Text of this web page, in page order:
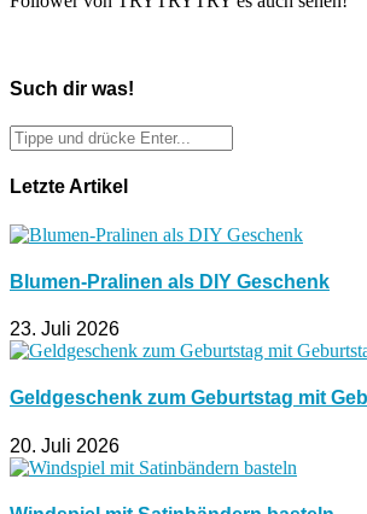
Such dir was!
Letzte Artikel
Blumen-Pralinen als DIY Geschenk
23. Juli 2026
Geldgeschenk zum Geburtstag mit
20. Juli 2026